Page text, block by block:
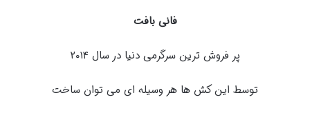
فانی بافت
پر فروش ترین سرگرمی دنیا در سال ۲۰۱۴
توسط این کش ها هر وسیله ای می توان ساخت